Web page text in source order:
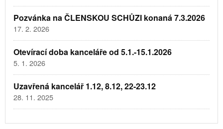
Pozvánka na ČLENSKOU SCHŮZI konaná 7.3.2026
17. 2. 2026
Otevírací doba kanceláře od 5.1.-15.1.2026
5. 1. 2026
Uzavřená kancelář 1.12, 8.12, 22-23.12
28. 11. 2025